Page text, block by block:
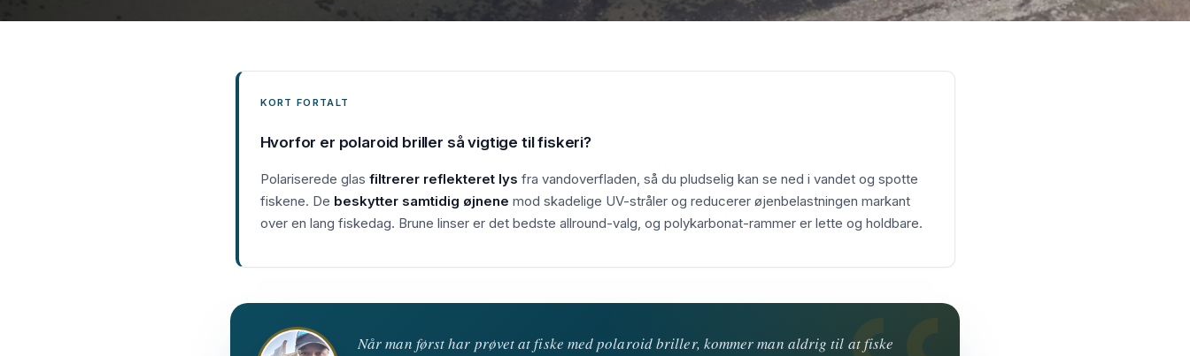
KORT FORTALT
Hvorfor er polaroid briller så vigtige til fiskeri?
Polariserede glas filtrerer reflekteret lys fra vandoverfladen, så du pludselig kan se ned i vandet og spotte
fiskene. De beskytter samtidig øjnene mod skadelige UV-stråler og reducerer øjenbelastningen markant
over en lang fiskedag. Brune linser er det bedste allround-valg, og polykarbonat-rammer er lette og holdbare.
Når man først har prøvet at fiske med polaroid briller, kommer man aldrig til at fiske